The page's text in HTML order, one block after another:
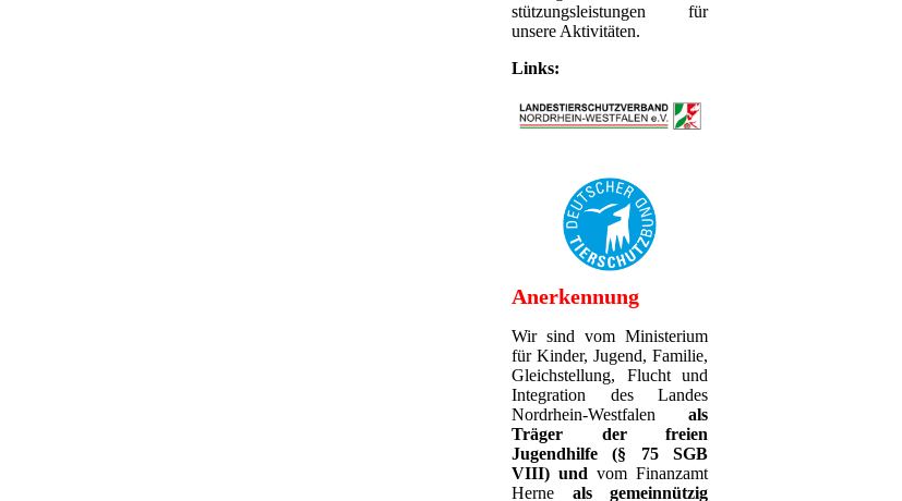
stützungsleistungen für
unsere Aktivitäten.
Links:
Anerkennung
Wir sind vom Ministerium
für Kinder, Jugend, Familie,
Gleichstellung, Flucht und
Integration des Landes
Nordrhein-Westfalen als
Träger der freien
Jugendhilfe (§ 75 SGB
VIII) und vom Finanzamt
Herne als gemeinnützig